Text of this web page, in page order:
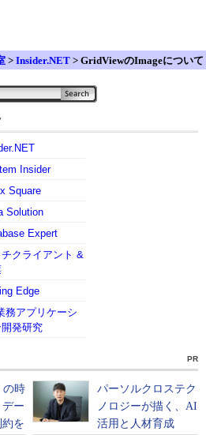
> Insider.NET > GridViewのImageについて
Insider
Square
Solution
Expert
チクライアント &
Edge
務アプリケーシ
開発研究
PR